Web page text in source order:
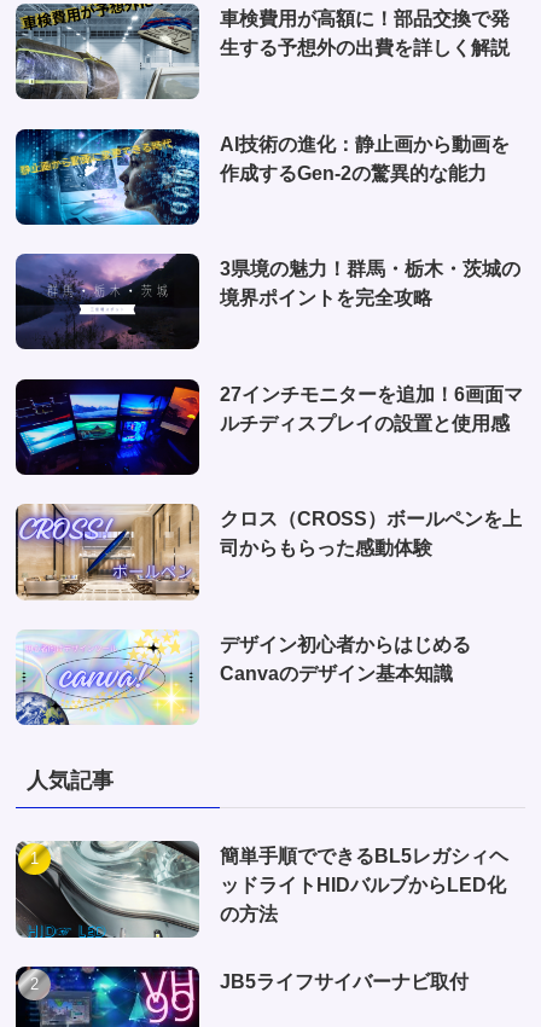
(6)
(1)
(1)
(2)
(4)
車検費用が高額に！部品交換で発
生する予想外の出費を詳しく解説
AI技術の進化：静止画から動画を
作成するGen-2の驚異的な能力
3県境の魅力！群馬・栃木・茨城の
境界ポイントを完全攻略
27インチモニターを追加！6画面マ
ルチディスプレイの設置と使用感
クロス（CROSS）ボールペンを上
司からもらった感動体験
デザイン初心者からはじめる
Canvaのデザイン基本知識
人気記事
簡単手順でできるBL5レガシィヘ
ッドライトHIDバルブからLED化
の方法
JB5ライフサイバーナビ取付